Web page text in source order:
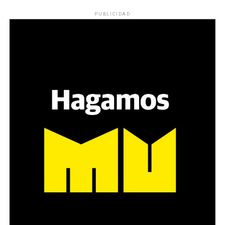
es a través del interrogante, que puedan encarnar la
pregunta», comparte Gonzalo, de 41 años.
PUBLICIDAD